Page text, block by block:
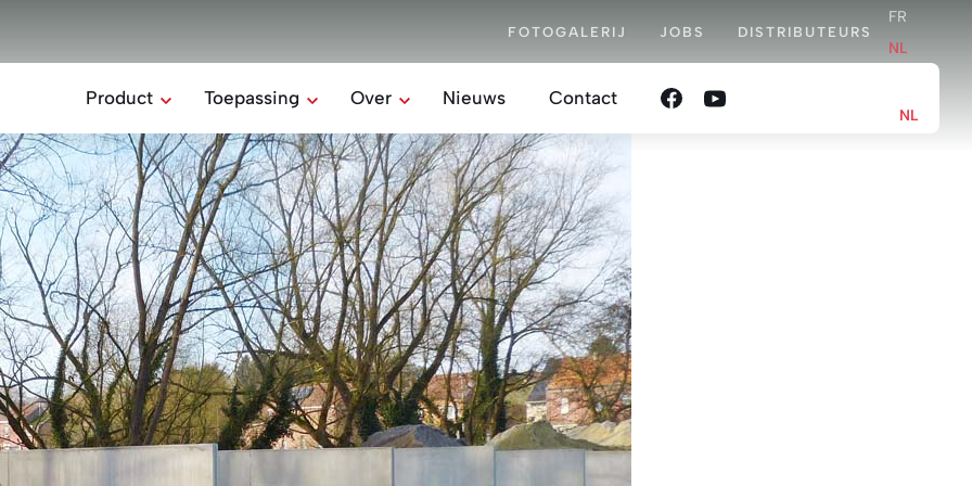
FOTOGALERIJ JOBS DISTRIBUTEURS
FR
NL
Product
Alle producten
Rectilom
Betonblokken verlijmen
Belomur
Ondersteunende
elementen
Stepoc
Het bekistingsblok
HYDRO
Waterdoorlatende
Toepassing
Alle toepassingen
Home
Industrie
Boerderij
Over
Missie & waarden
Ons Team
Sociale verantwoordelijkheid
Onze geschiedenis
Nieuws Contact
NL